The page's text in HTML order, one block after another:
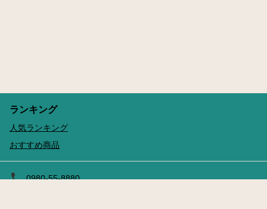
ランキング
人気ランキング
おすすめ商品
0980-55-8880